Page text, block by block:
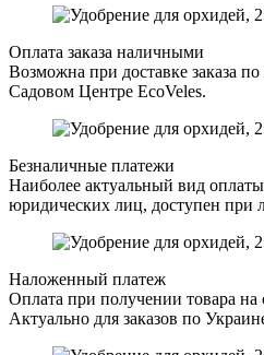
Оплата заказа наличными
Возможна при доставке заказа
Садовом Центре EcoVeles.
Безналичные платежи
Наиболее актуальный вид
юридических лиц, доступен при
Наложенный платеж
Оплата при получении товара на
Актуально для заказов по